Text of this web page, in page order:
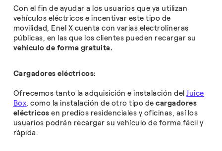
Con el fin de ayudar a los usuarios que ya utilizan
vehículos eléctricos e incentivar este tipo de
movilidad, Enel X cuenta con varias electrolineras
públicas, en las que los clientes pueden recargar su
vehículo de forma gratuita.
Cargadores eléctricos:
Ofrecemos tanto la adquisición e instalación delJuice
Box, como la instalación de otro tipo decargadores
eléctricosen predios residenciales y oficinas, así los
usuarios podrán recargar su vehículo de forma fácil y
rápida.